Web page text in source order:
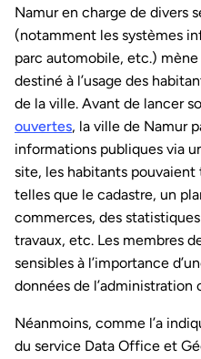
Namur en charge de divers
(notamment les systèmes
parc automobile, etc.)
destiné à l’usage des
de la ville. Avant de lancer
ouvertes, la ville de Namur
informations publiques via
site, les habitants
telles que le cadastre, un
commerces, des
travaux, etc. Les membres
sensibles à l’importance
données de l’administration
Néanmoins, comme l’a
du service Data Office et